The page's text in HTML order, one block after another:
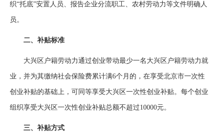
织“托底”安置人员、报告企业分流职工、农村劳动力等文件明确人
员。
二、补贴标准
大兴区户籍劳动力通过创业带动最少一名大兴区户籍劳动力就
业，并为其缴纳社会保险费累计满6个月的，在享受北京市一次性
创业补贴的基础上，可同等享受大兴区一次性创业补贴。每个创业
组织享受大兴区一次性创业补贴总额不超过10000元。
三、补贴方式